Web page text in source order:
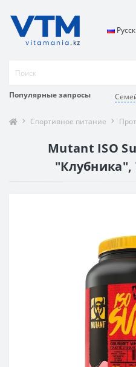
Популярные запросы
Спортивное питание
Mutant ISO
"Клубника",